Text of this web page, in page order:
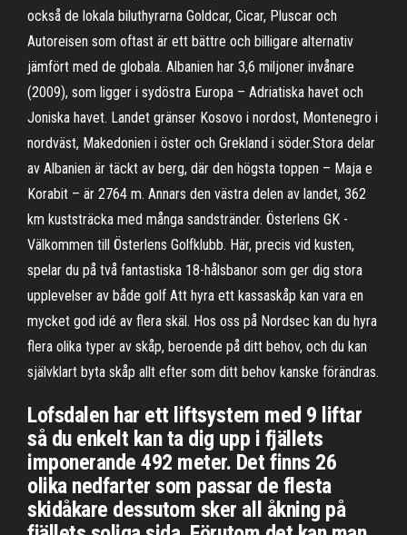
också de lokala biluthyrarna Goldcar, Cicar, Pluscar och
Autoreisen som oftast är ett bättre och billigare alternativ
jämfört med de globala. Albanien har 3,6 miljoner invånare
(2009), som ligger i sydöstra Europa – Adriatiska havet och
Joniska havet. Landet gränser Kosovo i nordost, Montenegro i
nordväst, Makedonien i öster och Grekland i söder.Stora delar
av Albanien är täckt av berg, där den högsta toppen – Maja e
Korabit – är 2764 m. Annars den västra delen av landet, 362
km kuststräcka med många sandstränder. Österlens GK -
Välkommen till Österlens Golfklubb. Här, precis vid kusten,
spelar du på två fantastiska 18-hålsbanor som ger dig stora
upplevelser av både golf Att hyra ett kassaskåp kan vara en
mycket god idé av flera skäl. Hos oss på Nordsec kan du hyra
flera olika typer av skåp, beroende på ditt behov, och du kan
självklart byta skåp allt efter som ditt behov kanske förändras.
Lofsdalen har ett liftsystem med 9 liftar
så du enkelt kan ta dig upp i fjällets
imponerande 492 meter. Det finns 26
olika nedfarter som passar de flesta
skidåkare dessutom sker all åkning på